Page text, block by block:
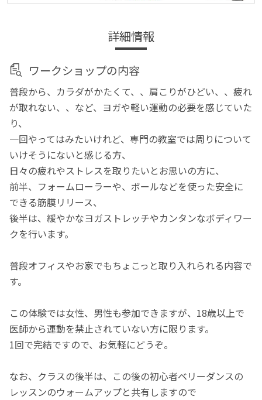
詳細情報
ワークショップの内容
普段から、カラダがかたくて、、肩こりがひどい、、疲れ
が取れない、、など、ヨガや軽い運動の必要を感じていた
り、
一回やってはみたいけれど、専門の教室では周りについて
いけそうにないと感じる方、
日々の疲れやストレスを取りたいとお思いの方に、
前半、フォームローラーや、ボールなどを使った安全に
できる筋膜リリース、
後半は、緩やかなヨガストレッチやカンタンなボディワー
クを行います。
普段オフィスやお家でもちょこっと取り入れられる内容で
す。
この体験では女性、男性も参加できますが、18歳以上で
医師から運動を禁止されていない方に限ります。
1回で完結ですので、お気軽にどうぞ。
なお、クラスの後半は、この後の初心者ベリーダンスの
レッスンのウォームアップと共有しますので